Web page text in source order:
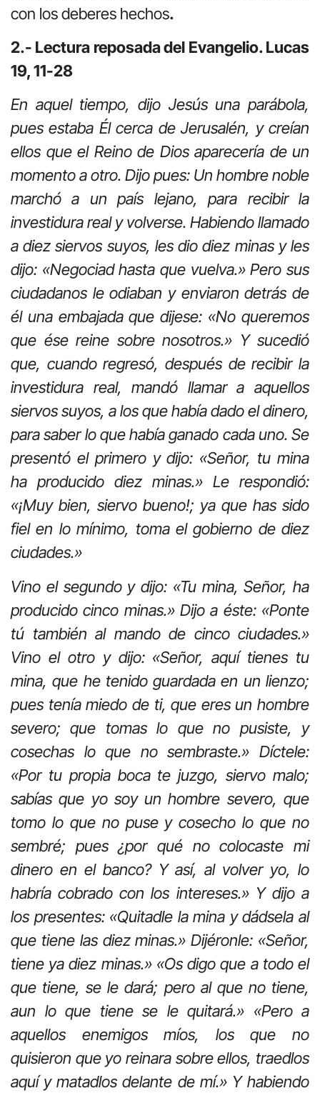
con los deberes hechos.
2.- Lectura reposada del Evangelio. Lucas
19, 11-28
En aquel tiempo, dijo Jesús una parábola,
pues estaba Él cerca de Jerusalén, y creían
ellos que el Reino de Dios aparecería de un
momento a otro. Dijo pues: Un hombre noble
marchó a un país lejano, para recibir la
investidura real y volverse. Habiendo llamado
a diez siervos suyos, les dio diez minas y les
dijo: «Negociad hasta que vuelva.» Pero sus
ciudadanos le odiaban y enviaron detrás de
él una embajada que dijese: «No queremos
que ése reine sobre nosotros.» Y sucedió
que, cuando regresó, después de recibir la
investidura real, mandó llamar a aquellos
siervos suyos, a los que había dado el dinero,
para saber lo que había ganado cada uno. Se
presentó el primero y dijo: «Señor, tu mina
ha producido diez minas.» Le respondió:
«¡Muy bien, siervo bueno!; ya que has sido
fiel en lo mínimo, toma el gobierno de diez
ciudades.»
Vino el segundo y dijo: «Tu mina, Señor, ha
producido cinco minas.» Dijo a éste: «Ponte
tú también al mando de cinco ciudades.»
Vino el otro y dijo: «Señor, aquí tienes tu
mina, que he tenido guardada en un lienzo;
pues tenía miedo de ti, que eres un hombre
severo; que tomas lo que no pusiste, y
cosechas lo que no sembraste.» Díctele:
«Por tu propia boca te juzgo, siervo malo;
sabías que yo soy un hombre severo, que
tomo lo que no puse y cosecho lo que no
sembré; pues ¿por qué no colocaste mi
dinero en el banco? Y así, al volver yo, lo
habría cobrado con los intereses.» Y dijo a
los presentes: «Quitadle la mina y dádsela al
que tiene las diez minas.» Dijéronle: «Señor,
tiene ya diez minas.» «Os digo que a todo el
que tiene, se le dará; pero al que no tiene,
aun lo que tiene se le quitará.» «Pero a
aquellos enemigos míos, los que no
quisieron que yo reinara sobre ellos, traedlos
aquí y matadlos delante de mí.» Y habiendo